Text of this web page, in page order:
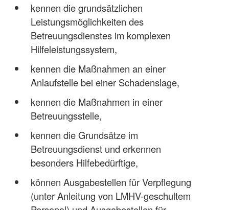
kennen die grundsätzlichen
Leistungsmöglichkeiten des
Betreuungsdienstes im komplexen
Hilfeleistungssystem,
kennen die Maßnahmen an einer
Anlaufstelle bei einer Schadenslage,
kennen die Maßnahmen in einer
Betreuungsstelle,
kennen die Grundsätze im
Betreuungsdienst und erkennen
besonders Hilfebedürftige,
können Ausgabestellen für Verpflegung
(unter Anleitung von LMHV-geschultem